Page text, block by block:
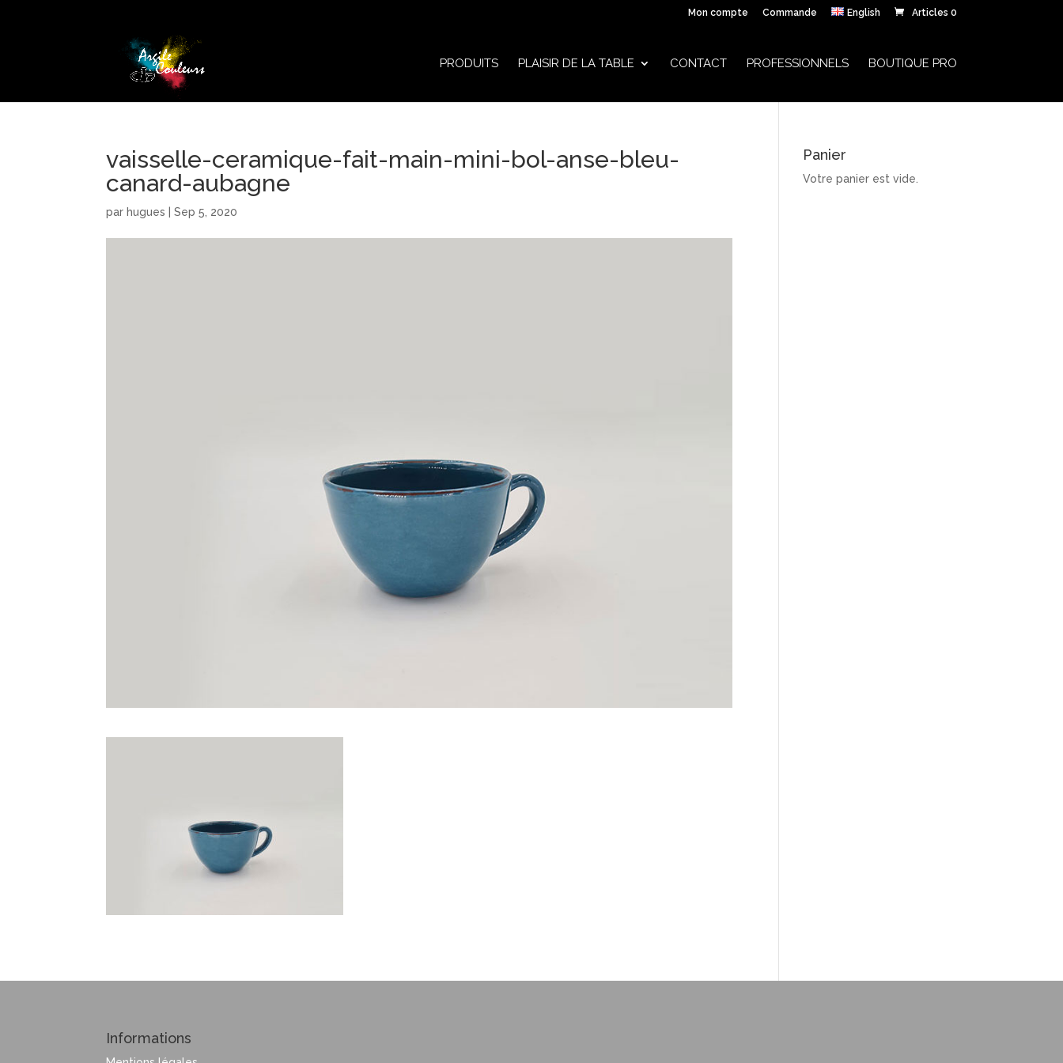
Mon compte Commande English Articles 0
PRODUITS PLAISIR DE LA TABLE CONTACT PROFESSIONNELS BOUTIQUE PRO
vaisselle-ceramique-fait-main-mini-bol-anse-bleu-
canard-aubagne
par hugues |Sep 5, 2020
Panier
Votre panier est vide.
Informations